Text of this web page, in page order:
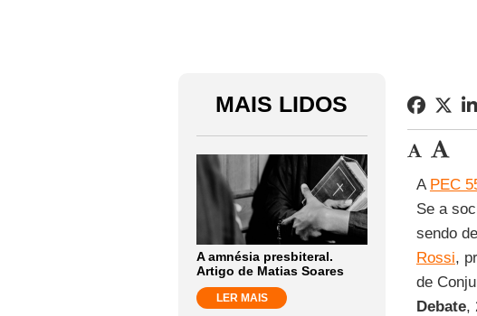
MAIS LIDOS
A amnésia presbiteral.
Artigo de Matias Soares
LER MAIS
A PEC
Se a
sendo
Rossi,
de
Debate,